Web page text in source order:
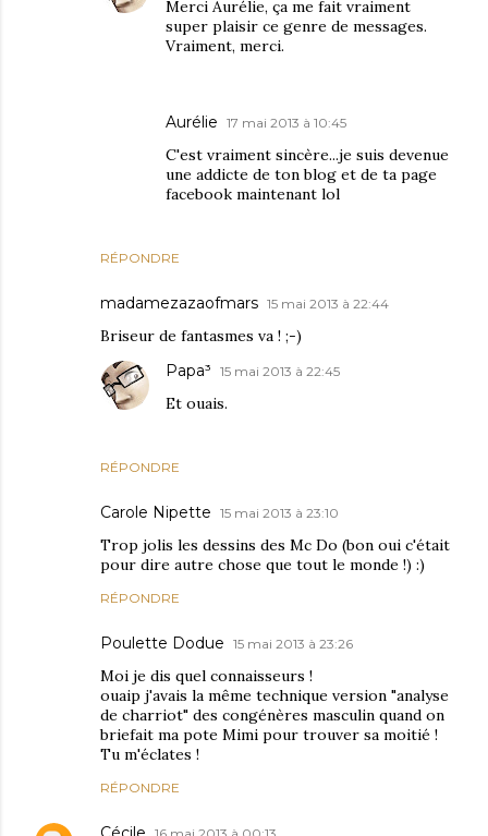
RÉPONDRE
Merci Aurélie, ça me fait vraiment
super plaisir ce genre de messages.
Vraiment, merci.
Aurélie 17 mai 2013 à 10:45
C'est vraiment sincère...je suis devenue
une addicte de ton blog et de ta page
facebook maintenant lol
madamezazaofmars 15 mai 2013 à 22:44
Briseur de fantasmes va ! ;-)
RÉPONDRE
Papa³ 15 mai 2013 à 22:45
Et ouais.
Carole Nipette 15 mai 2013 à 23:10
Trop jolis les dessins des Mc Do (bon oui c'était
pour dire autre chose que tout le monde !) :)
RÉPONDRE
Poulette Dodue 15 mai 2013 à 23:26
Moi je dis quel connaisseurs !
ouaip j'avais la même technique version "analyse
de charriot" des congénères masculin quand on
briefait ma pote Mimi pour trouver sa moitié !
Tu m'éclates !
RÉPONDRE